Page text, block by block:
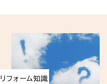
リフォーム知識